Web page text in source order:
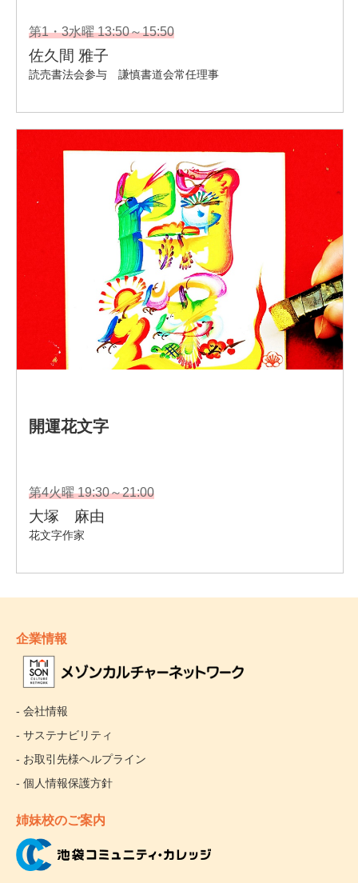
企業情報
- 会社情報
- サステナビリティ
- お取引先様ヘルプライン
- 個人情報保護方針
姉妹校のご案内